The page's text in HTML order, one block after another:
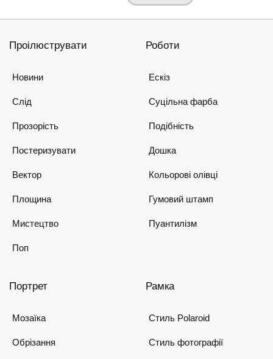
Проілюструвати
Новини
Слід
Прозорість
Постеризувати
Вектор
Площина
Мистецтво
Поп
Роботи
Ескіз
Суцільна фарба
Подібність
Дошка
Кольорові олівці
Гумовий штамп
Пуантилізм
Портрет
Мозаїка
Обрізання
Рамка
Стиль Polaroid
Стиль фотографії